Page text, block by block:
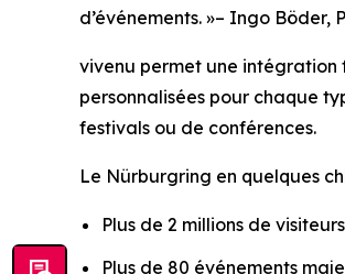
d’événements. »– Ingo Böder,
vivenu permet une intégration
personnalisées pour chaque
festivals ou de conférences.
Le Nürburgring en quelques
Plus de 2 millions de
Plus de 80 événements